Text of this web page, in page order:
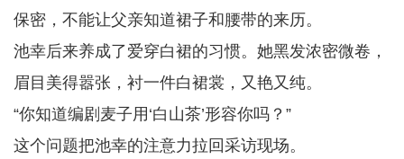
保密，不能让父亲知道裙子和腰带的来历。
池幸后来养成了爱穿白裙的习惯。她黑发浓密微卷，
眉目美得嚣张，衬一件白裙裳，又艳又纯。
“你知道编剧麦子用‘白山茶’形容你吗？”
这个问题把池幸的注意力拉回采访现场。